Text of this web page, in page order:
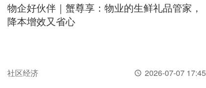
物企好伙伴｜蟹尊享：物业的生鲜礼品管家，
降本增效又省心
社区经济 2026-07-07 17:45